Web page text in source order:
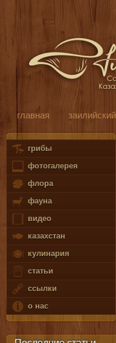
главная
грибы
фотогалерея
флора
фауна
видео
казахстан
кулинария
статьи
ссылки
о нас